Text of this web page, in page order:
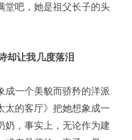
堂吧，她是祖父长子的头
却让我几度落泪
成一个美貌而骄矜的洋派
太的客厅》把她想象成一
奶，事实上，无论作为建